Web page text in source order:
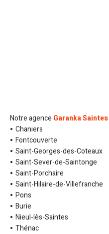
Notre agence Garanka Saintes
Chaniers
Fontcouverte
Saint-Georges-des-Coteaux
Saint-Sever-de-Saintonge
Saint-Porchaire
Saint-Hilaire-de-Villefranche
Pons
Burie
Nieul-lès-Saintes
Thénac